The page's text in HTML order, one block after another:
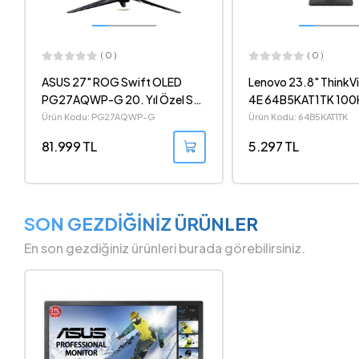
( 0 )
Lenovo 23.8" ThinkVision S24-
4E 64B5KAT1TK 100Hz 4ms
1080p IPS LED Monitör
Ürün Kodu: 64B5KAT1TK
5.297 TL
( 0 )
ASUS 27" ROG Strix
Gen2 (XG27UCSR)
(324Hz-1080p)
FreeSync Premium
HDR 2160p 4K Dual
Ürün Kodu: XG27UCSR
22.063 TL
SON GEZDİĞİNİZ ÜRÜNLER
En son gezdiğiniz ürünleri burada görebilirsiniz.